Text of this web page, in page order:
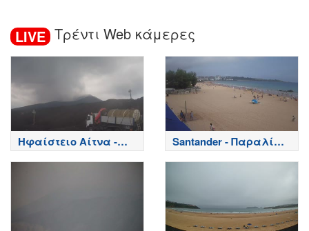
LIVE Τρέντι Web κάμερες
Ηφαίστειο Αίτνα -
Κορυφή κρατήρων,
Santander - Παραλία
Playa del Sardinero -